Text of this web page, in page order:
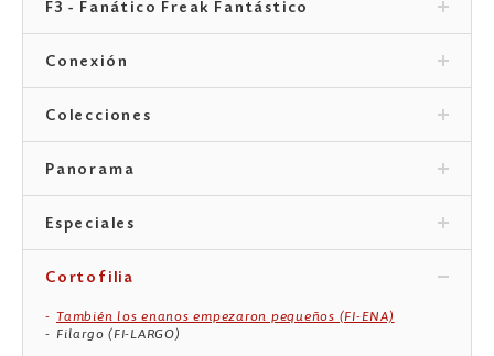
F3 - Fanático Freak Fantástico
Conexión
Colecciones
Panorama
Especiales
Cortofilia
También los enanos empezaron pequeños (FI-ENA)
Filargo (FI-LARGO)